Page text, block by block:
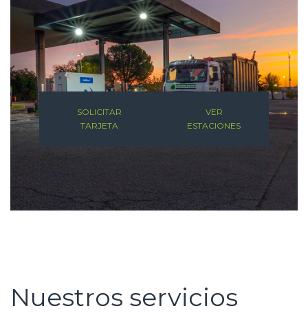
SOLICITAR
TARJETA
VER
ESTACIONES
Nuestros servicios